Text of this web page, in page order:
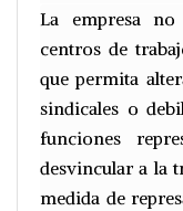
La empresa
centros de
que permita
sindicales o
funciones
desvincular a la
medida de